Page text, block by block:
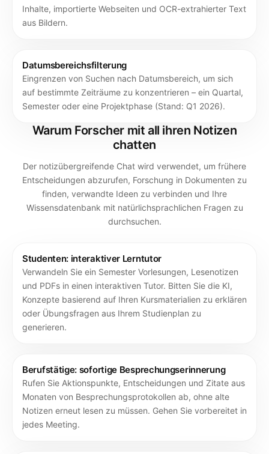
Inhalte, importierte Webseiten und OCR-extrahierter Text
aus Bildern.
Datumsbereichsfilterung
Eingrenzen von Suchen nach Datumsbereich, um sich
auf bestimmte Zeiträume zu konzentrieren – ein Quartal,
Semester oder eine Projektphase (Stand: Q1 2026).
Warum Forscher mit all ihren Notizen
chatten
Der notizübergreifende Chat wird verwendet, um frühere
Entscheidungen abzurufen, Forschung in Dokumenten zu
finden, verwandte Ideen zu verbinden und Ihre
Wissensdatenbank mit natürlichsprachlichen Fragen zu
durchsuchen.
Studenten: interaktiver Lerntutor
Verwandeln Sie ein Semester Vorlesungen, Lesenotizen
und PDFs in einen interaktiven Tutor. Bitten Sie die KI,
Konzepte basierend auf Ihren Kursmaterialien zu erklären
oder Übungsfragen aus Ihrem Studienplan zu
generieren.
Berufstätige: sofortige Besprechungserinnerung
Rufen Sie Aktionspunkte, Entscheidungen und Zitate aus
Monaten von Besprechungsprotokollen ab, ohne alte
Notizen erneut lesen zu müssen. Gehen Sie vorbereitet in
jedes Meeting.